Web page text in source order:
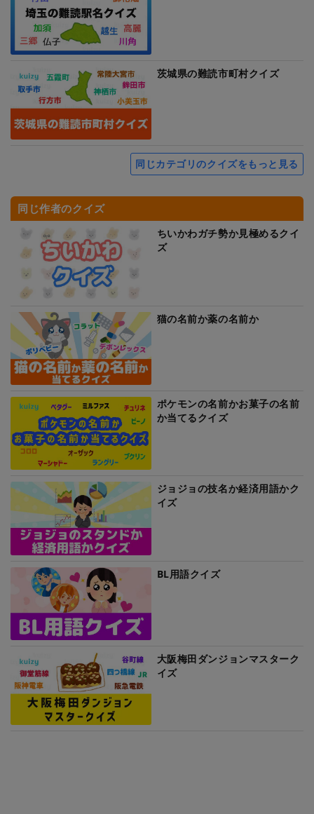
茨城県の難読市町村クイズ
同じカテゴリのクイズをもっと見る
同じ作者のクイズ
ちいかわガチ勢か見極めるクイ
ズ
猫の名前か薬の名前か
ポケモンの名前かお菓子の名前
か当てるクイズ
ジョジョの技名か経済用語かク
イズ
BL用語クイズ
大阪梅田ダンジョンマスターク
イズ